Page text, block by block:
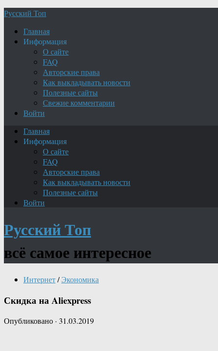
Русский Топ
Главная
Информация
О сайте
FAQ
Авторские права
Как выкладывать новости
Полезные сайты
Свежие комментарии
Войти
Главная
Информация
О сайте
FAQ
Авторские права
Как выкладывать новости
Полезные сайты
Войти
Русский Топ
всё самое интересное
Интернет/ Экономика
Скидка на Aliexpress
Опубликовано · 31.03.2019